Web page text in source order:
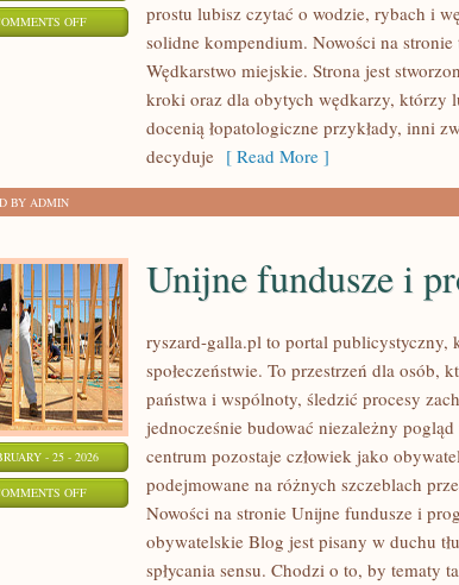
OFFON
prostu lubisz czytać o wodzie, rybach i
solidne kompendium. Nowości na
Wędkarstwo miejskie. Strona jest
kroki oraz dla obytych wędkarzy, którzy
docenią łopatologiczne przykłady, inni
decyduje [ Read More ]
BY ADMIN
- 25 - 2026
OFFON
FUNDUSZE
Unijne fundusze i
ryszard-galla.pl to portal publicystyczny,
społeczeństwie. To przestrzeń dla osób,
państwa i wspólnoty, śledzić procesy
jednocześnie budować niezależny
centrum pozostaje człowiek jako
podejmowane na różnych szczeblach
Nowości na stronie Unijne fundusze i
obywatelskie Blog jest pisany w duchu
spłycania sensu. Chodzi o to, by tematy